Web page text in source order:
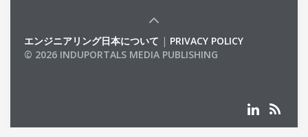
エンジニアリング日本について | PRIVACY POLICY
© 2026 INDUPORTALS MEDIA PUBLISHING